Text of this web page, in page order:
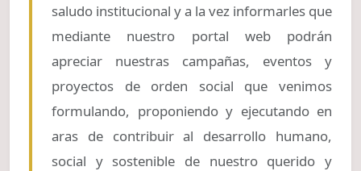
saludo institucional y a la vez informarles que
mediante nuestro portal web podrán
apreciar nuestras campañas, eventos y
proyectos de orden social que venimos
formulando, proponiendo y ejecutando en
aras de contribuir al desarrollo humano,
social y sostenible de nuestro querido y